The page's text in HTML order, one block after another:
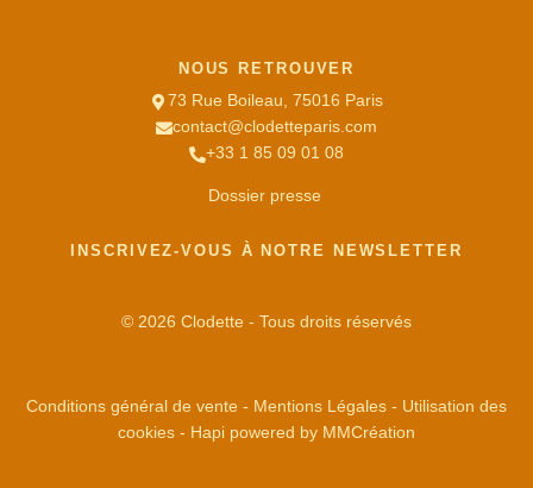
NOUS RETROUVER
73 Rue Boileau, 75016 Paris
contact@clodetteparis.com
+33 1 85 09 01 08
Dossier presse
INSCRIVEZ-VOUS À NOTRE NEWSLETTER
© 2026 Clodette - Tous droits réservés
Conditions général de vente - Mentions Légales - Utilisation des
cookies - Hapi powered by MMCréation